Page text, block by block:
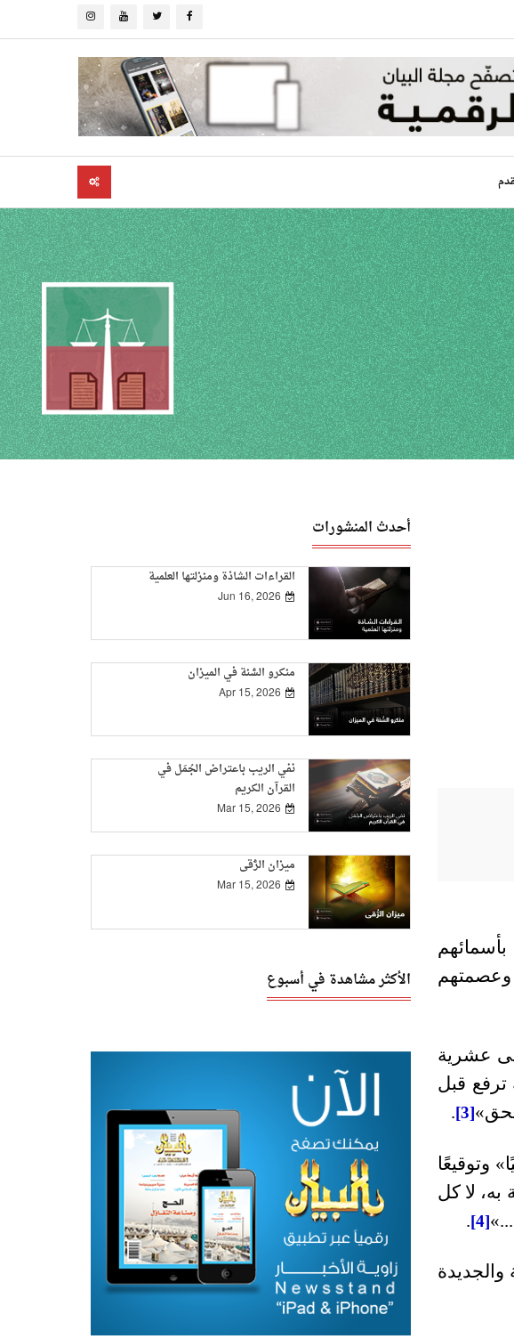
وعصمتهم
ولذا فإن الإثنى عشرية
قبل
[3]
.
وتوقيعًا
لا كل
[4]
.
أحدث المنشورات
القراءات الشاذة ومنزلتها العلمية
Jun 16, 2026
منكرو السُّنة في الميزان
Apr 15, 2026
نفي الريب باعتراض الجُمَل في
القرآن الكريم
Mar 15, 2026
ميزان الرُّقى
Mar 15, 2026
الأكثر مشاهدة في أسبوع